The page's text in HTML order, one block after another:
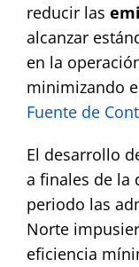
reducir las
alcanzar
en la
minimizando
Fuente de
El desarrollo
a finales de la
periodo las
Norte
eficiencia